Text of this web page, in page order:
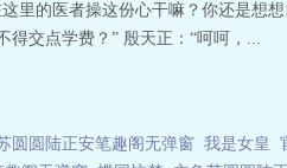
里的医者操这份心干嘛？你还是想
得交点学费？” 殷天正：“呵呵，...
圆圆陆正安笔趣阁无弹窗 我是女皇